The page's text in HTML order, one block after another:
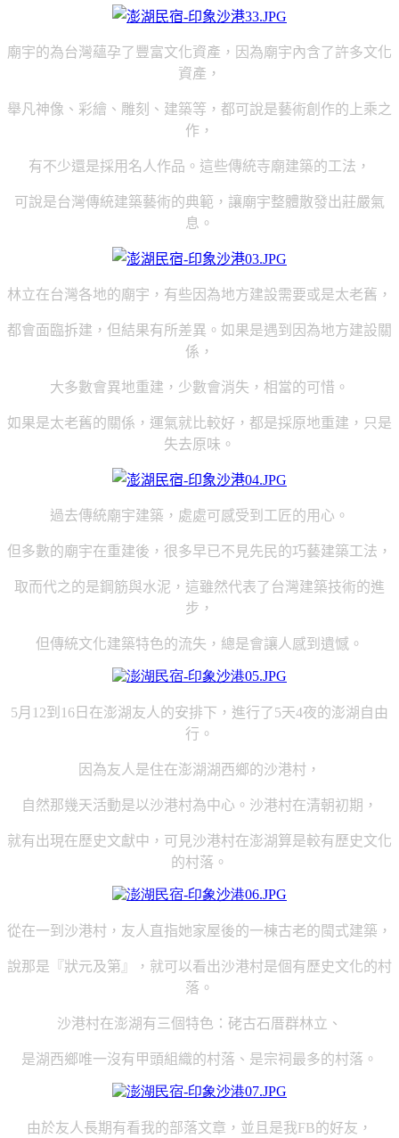
廟宇的為台灣蘊孕了豐富文化資產，因為廟宇內含了許多文化
資產，
舉凡神像、彩繪、雕刻、建築等，都可說是藝術創作的上乘之
作，
有不少還是採用名人作品。這些傳統寺廟建築的工法，
可說是台灣傳統建築藝術的典範，讓廟宇整體散發出莊嚴氣
息。
林立在台灣各地的廟宇，有些因為地方建設需要或是太老舊，
都會面臨拆建，但結果有所差異。如果是遇到因為地方建設關
係，
大多數會異地重建，少數會消失，相當的可惜。
如果是太老舊的關係，運氣就比較好，都是採原地重建，只是
失去原味。
過去傳統廟宇建築，處處可感受到工匠的用心。
但多數的廟宇在重建後，很多早已不見先民的巧藝建築工法，
取而代之的是鋼筋與水泥，這雖然代表了台灣建築技術的進
步，
但傳統文化建築特色的流失，總是會讓人感到遺憾。
5月 12到 16日在澎湖友人的安排下，進行了5天4夜的澎湖自由
行。
因為友人是住在澎湖湖西鄉的沙港村，
自然那幾天活動是以沙港村為中心。沙港村在清朝初期，
就有出現在歷史文獻中，可見沙港村在澎湖算是較有歷史文化
的村落。
從在一到沙港村，友人直指她家屋後的一棟古老的閩式建築，
說那是『狀元及第』，就可以看出沙港村是個有歷史文化的村
落。
沙港村在澎湖有三個特色：硓古石厝群林立、
是湖西鄉唯一沒有甲頭組織的村落、是宗祠最多的村落。
由於友人長期有看我的部落文章，並且是我FB的好友，